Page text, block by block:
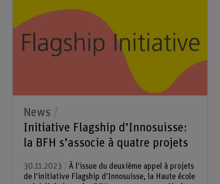
News
Initiative Flagship d’Innosuisse:
la BFH s’associe à quatre projets
30.11.2023
À l’issue du deuxième appel à projets
de l’initiative Flagship d’Innosuisse, la Haute école